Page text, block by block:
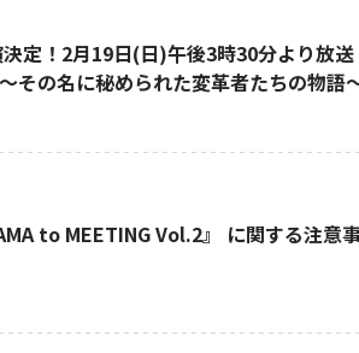
定！2月19日(日)午後3時30分より放送
その名に秘められた変革者たちの物語～
to MEETING Vol.2』 に関する注意